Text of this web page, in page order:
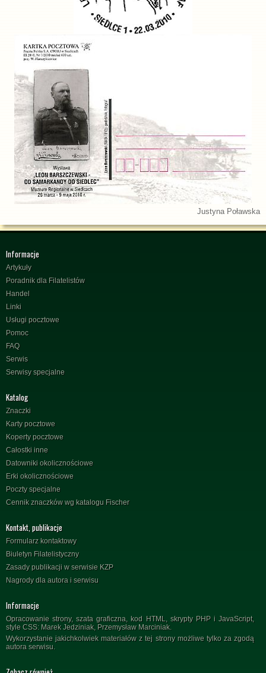
Justyna Poławska
Informacje
Artykuły
Poradnik dla Filatelistów
Handel
Linki
Usługi pocztowe
Pomoc
FAQ
Serwis
Serwisy specjalne
Katalog
Znaczki
Karty pocztowe
Koperty pocztowe
Całostki inne
Datowniki okolicznościowe
Erki okolicznościowe
Poczty specjalne
Cennik znaczków wg katalogu Fischer
Kontakt, publikacje
Formularz kontaktowy
Biuletyn Filatelistyczny
Zasady publikacji w serwisie KZP
Nagrody dla autora i serwisu
Informacje
Opracowanie strony, szata graficzna, kod HTML, skrypty PHP i JavaScript,
style CSS: Marek Jedziniak, Przemysław Marciniak.
Wykorzystanie jakichkolwiek materiałów z tej strony możliwe tylko za zgodą
autora serwisu.